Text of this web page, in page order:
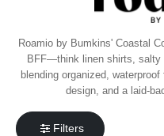
Roamio by Bumkins' Coastal
BFF—think linen shirts,
blending organized,
design, and a laid-
Filters